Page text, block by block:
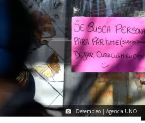
Desempleo | Agencia UNO